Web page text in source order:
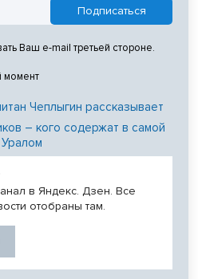
Ваш e-mail третьей стороне.
момент
Чеплыгин рассказывает
– кого содержат в самой
в Яндекс. Дзен. Все
отобраны там.